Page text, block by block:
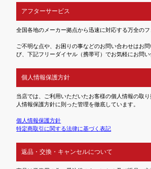
アフターサービス
全国各地のメーカー拠点から迅速に対応する万全のフ
ご不明な点や、お困りの事などのお問い合わせはお
び、下記フリーダイヤル（携帯可）でお気軽にお問い
個人情報保護方針
当店では、ご利用いただいたお客様の個人情報の取
人情報保護方針に則った管理を徹底しています。
個人情報保護方針
特定商取引に関する法律に基づく表記
返品・交換・キャンセルについて